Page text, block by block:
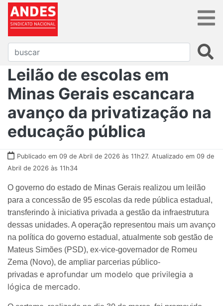
Leilão de escolas em
Minas Gerais escancara
avanço da privatização na
educação pública
Publicado em 09 de Abril de 2026 às 11h27. Atualizado em 09 de
Abril de 2026 às 11h34
O governo do estado de Minas Gerais realizou um leilão
para a concessão de 95 escolas da rede pública estadual,
transferindo à iniciativa privada a gestão da infraestrutura
dessas unidades. A operação representou mais um avanço
na política do governo estadual, atualmente sob gestão de
Mateus Simões (PSD), ex-vice-governador de Romeu
Zema (Novo), de ampliar parcerias público-
privadas e aprofundar um modelo que privilegia a
lógica de mercado.